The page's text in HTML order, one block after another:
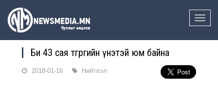
Toggle
Би 43 сая төгрөгийн үнэтэй юм байна
2018-01-16 Нийтлэл